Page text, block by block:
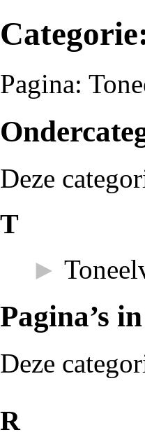
Pagina:
Deze
T
►
Pagina’s
Deze
R